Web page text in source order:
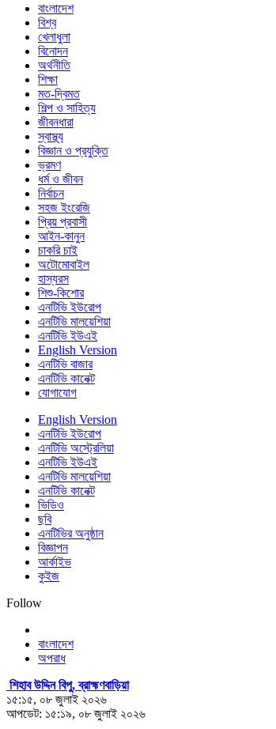
বাংলাদেশ
বিশ্ব
খেলাধুলা
বিনোদন
অর্থনীতি
শিক্ষা
মত-দ্বিমত
শিল্প ও সাহিত্য
জীবনধারা
স্বাস্থ্য
বিজ্ঞান ও প্রযুক্তি
ভ্রমণ
ধর্ম ও জীবন
নির্বাচন
সহজ ইংরেজি
প্রিয় প্রবাসী
আইন-কানুন
চাকরি চাই
অটোমোবাইল
হাস্যরস
শিশু-কিশোর
এনটিভি ইউরোপ
এনটিভি মালয়েশিয়া
এনটিভি ইউএই
English Version
এনটিভি বাজার
এনটিভি কানেক্ট
যোগাযোগ
English Version
এনটিভি ইউরোপ
এনটিভি অস্ট্রেলিয়া
এনটিভি ইউএই
এনটিভি মালয়েশিয়া
এনটিভি কানেক্ট
ভিডিও
ছবি
এনটিভির অনুষ্ঠান
বিজ্ঞাপন
আর্কাইভ
কুইজ
Follow
বাংলাদেশ
অপরাধ
শিহাব উদ্দিন বিপু, ব্রাহ্মণবাড়িয়া
১৫:১৫, ০৮ জুলাই ২০২৬
আপডেট: ১৫:১৯, ০৮ জুলাই ২০২৬